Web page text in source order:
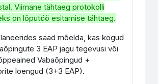
Viimane tähtaeg protokolli
on lõputöö esitamise tähtaeg.
saad mõelda, kas kogud
3 EAP jagu tegevusi või
Vabaõpingud +
loengud (3+3 EAP).